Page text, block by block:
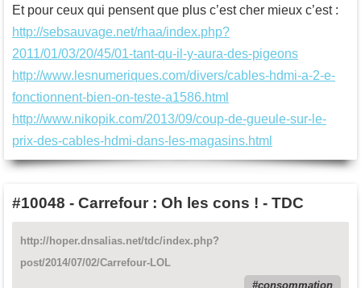
Et pour ceux qui pensent que plus c’est cher mieux c’est :
http://sebsauvage.net/rhaa/index.php?
2011/01/03/20/45/01-tant-qu-il-y-aura-des-pigeons
http://www.lesnumeriques.com/divers/cables-hdmi-a-2-e-
fonctionnent-bien-on-teste-a1586.html
http://www.nikopik.com/2013/09/coup-de-gueule-sur-le-
prix-des-cables-hdmi-dans-les-magasins.html
#10048 - Carrefour : Oh les cons ! - TDC
http://hoper.dnsalias.net/tdc/index.php?
post/2014/07/02/Carrefour-LOL
consommation